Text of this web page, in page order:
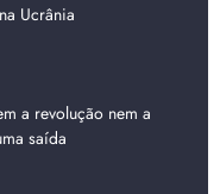
Ucrânia
a revolução nem a
saída